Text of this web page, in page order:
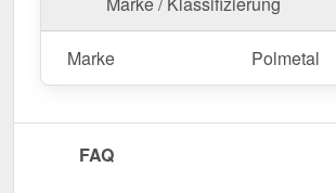
Jetzt Kehlblech | 19,5 cm x 19,5 cm x
geliefert!
Sie jetzt und profitieren Sie von
Marke Polmetal
FAQ